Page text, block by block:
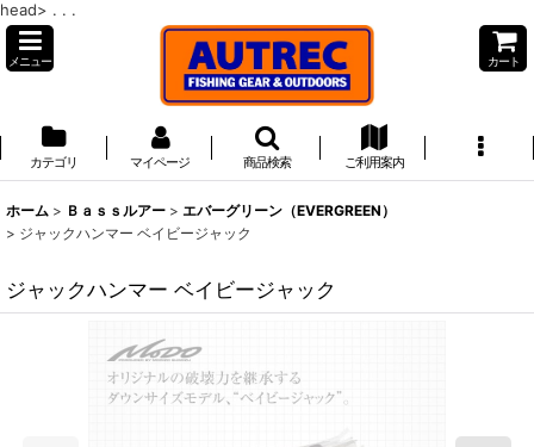
head> . . .
メニュー カート
カテゴリ マイページ 商品検索 ご利用案内
ホーム > Ｂａｓｓルアー > エバーグリーン（EVERGREEN）
> ジャックハンマー ベイビージャック
ジャックハンマー ベイビージャック